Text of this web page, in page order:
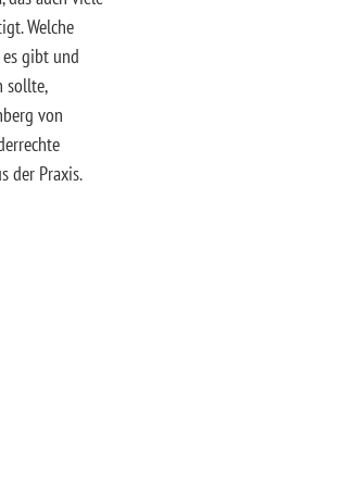
Welche
gibt und
sollte,
von
der Praxis.